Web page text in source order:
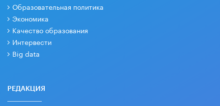
Образовательная политика
Экономика
Качество образования
Интервести
Big data
РЕДАКЦИЯ